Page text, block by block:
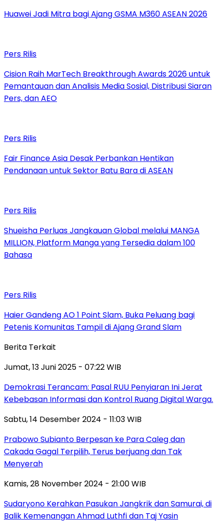
Huawei Jadi Mitra bagi Ajang GSMA M360 ASEAN 2026
Pers Rilis
Cision Raih MarTech Breakthrough Awards 2026 untuk
Pemantauan dan Analisis Media Sosial, Distribusi Siaran
Pers, dan AEO
Pers Rilis
Fair Finance Asia Desak Perbankan Hentikan
Pendanaan untuk Sektor Batu Bara di ASEAN
Pers Rilis
Shueisha Perluas Jangkauan Global melalui MANGA
MILLION, Platform Manga yang Tersedia dalam 100
Bahasa
Pers Rilis
Haier Gandeng AO 1 Point Slam, Buka Peluang bagi
Petenis Komunitas Tampil di Ajang Grand Slam
Berita Terkait
Jumat, 13 Juni 2025 - 07:22 WIB
Demokrasi Terancam: Pasal RUU Penyiaran Ini Jerat
Kebebasan Informasi dan Kontrol Ruang Digital Warga.
Sabtu, 14 Desember 2024 - 11:03 WIB
Prabowo Subianto Berpesan ke Para Caleg dan
Cakada Gagal Terpilih, Terus berjuang dan Tak
Menyerah
Kamis, 28 November 2024 - 21:00 WIB
Sudaryono Kerahkan Pasukan Jangkrik dan Samurai, di
Balik Kemenangan Ahmad Luthfi dan Taj Yasin